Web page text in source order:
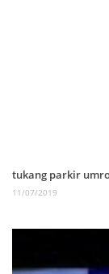
tukang parkir
11/07/2019